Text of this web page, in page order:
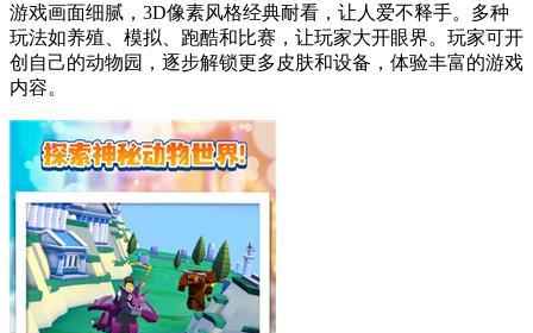
游戏画面细腻，3D像素风格经典耐看，让人爱不释手。多种
玩法如养殖、模拟、跑酷和比赛，让玩家大开眼界。玩家可开
创自己的动物园，逐步解锁更多皮肤和设备，体验丰富的游戏
内容。